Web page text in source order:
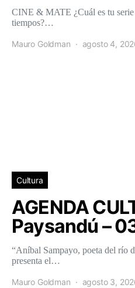
CINE & MATE ¿Cuál es tu
tiempos?…
Mauro Goldman agosto 4,
Cultura
AGENDA
Paysandú –
“Aníbal Sampayo, poeta del río
presenta el…
Mauro Goldman agosto 3,